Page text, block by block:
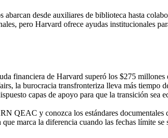
desde auxiliares de biblioteca hasta
pero Harvard ofrece ayudas institucionales
financiera de Harvard superó los $275 millones
la burocracia transfronteriza lleva más tiempo
capas de apoyo para que la transición sea
QEAC y conozca los estándares documentales
marca la diferencia cuando las fechas límite se